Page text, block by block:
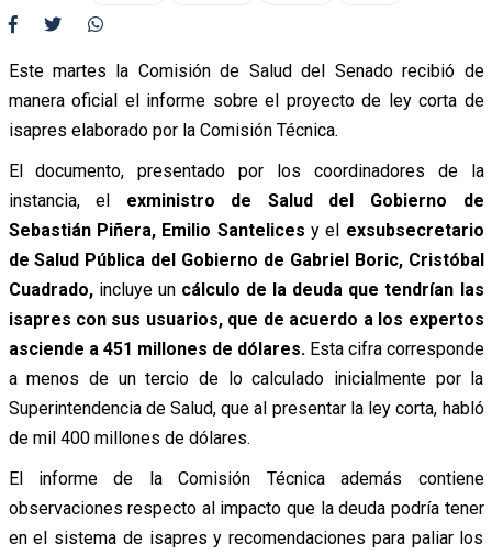
Este martes la Comisión de Salud del Senado recibió de
manera oficial el informe sobre el proyecto de ley corta de
isapres elaborado por la Comisión Técnica.
El documento, presentado por los coordinadores de la
instancia, el exministro de Salud del Gobierno de
Sebastián Piñera, Emilio Santelices y el exsubsecretario
de Salud Pública del Gobierno de Gabriel Boric, Cristóbal
Cuadrado,incluye uncálculo de la deuda que tendrían las
isapres con sus usuarios, que de acuerdo a los expertos
asciende a 451 millones de dólares. Esta cifra corresponde
a menos de un tercio de lo calculado inicialmente por la
Superintendencia de Salud, que al presentar la ley corta, habló
de mil 400 millones de dólares.
El informe de la Comisión Técnica además contiene
observaciones respecto al impacto que la deuda podría tener
en el sistema de isapres y recomendaciones para paliar los